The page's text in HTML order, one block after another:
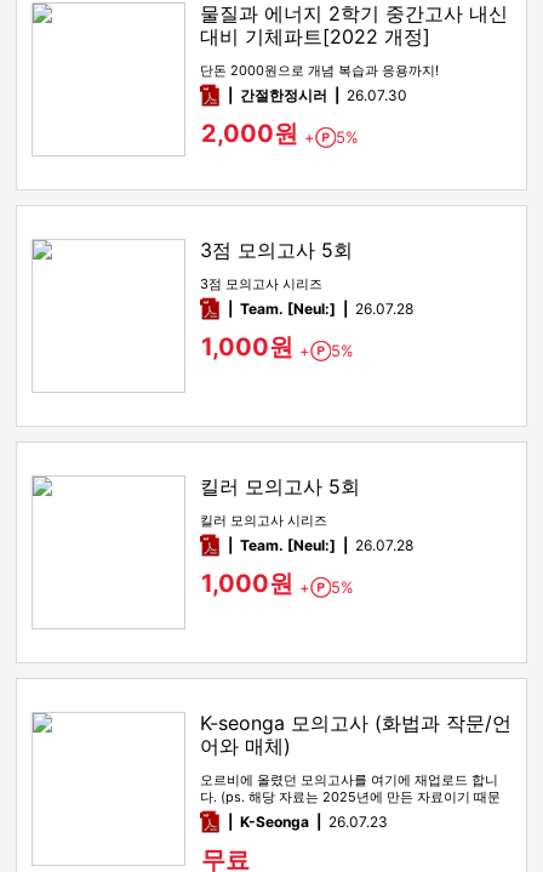
물질과 에너지 2학기 중간고사 내신
대비 기체파트[2022 개정]
단돈 2000원으로 개념 복습과 응용까지!
pdf간절한정시러 26.07.30
2,000원 + Point
5%
3점 모의고사 5회
3점 모의고사 시리즈
pdfTeam. [Neul:] 26.07.28
1,000원 + Point
5%
킬러 모의고사 5회
킬러 모의고사 시리즈
pdfTeam. [Neul:] 26.07.28
1,000원 + Point
5%
K-seonga 모의고사 (화법과 작문/언
어와 매체)
오르비에 올렸던 모의고사를 여기에 재업로드 합니
다. (ps. 해당 자료는 2025년에 만든 자료이기 때문
에, 올해 수능특강 …
pdfK-Seonga 26.07.23
무료